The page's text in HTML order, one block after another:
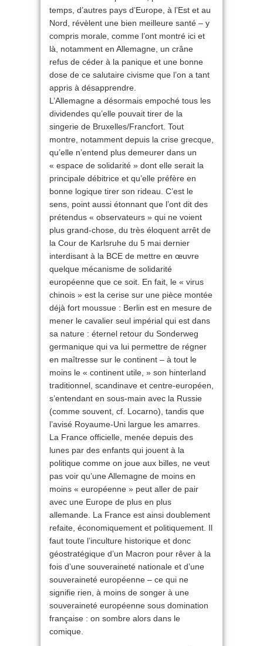
temps, d’autres pays d’Europe, à l’Est et au
Nord, révèlent une bien meilleure santé – y
compris morale, comme l’ont montré ici et
là, notamment en Allemagne, un crâne
refus de céder à la panique et une bonne
dose de ce salutaire civisme que l’on a tant
appris à désapprendre.
L’Allemagne a désormais empoché tous les
dividendes qu’elle pouvait tirer de la
singerie de Bruxelles/Francfort. Tout
montre, notamment depuis la crise grecque,
qu’elle n’entend plus demeurer dans un
« espace de solidarité » dont elle serait la
principale débitrice et qu’elle préfère en
bonne logique tirer son rideau. C’est le
sens, point aussi étonnant que l’ont dit des
prétendus « observateurs » qui ne voient
plus grand-chose, du très éloquent arrêt de
la Cour de Karlsruhe du 5 mai dernier
interdisant à la BCE de mettre en œuvre
quelque mécanisme de solidarité
européenne que ce soit. En fait, le « virus
chinois » est la cerise sur une pièce montée
déjà fort moussue : Berlin est en mesure de
mener le cavalier seul impérial qui est dans
sa nature : éternel retour du Sonderweg
germanique qui va lui permettre de régner
en maîtresse sur le continent – à tout le
moins le « continent utile, » son hinterland
traditionnel, scandinave et centre-européen,
s’entendant en sous-main avec la Russie
(comme souvent, cf. Locarno), tandis que
l’avisé Royaume-Uni largue les amarres.
La France officielle, menée depuis des
lunes par des enfants qui jouent à la
politique comme on joue aux billes, ne veut
pas voir qu’une Allemagne de moins en
moins « européenne » peut aller de pair
avec une Europe de plus en plus
allemande. La France est ainsi doublement
refaite, économiquement et politiquement. Il
faut toute l’inculture historique et donc
géostratégique d’un Macron pour rêver à la
fois d’une souveraineté nationale et d’une
souveraineté européenne – ce qui ne
signifie rien, à moins de songer à une
souveraineté européenne sous domination
française : on sombre alors dans le
comique.